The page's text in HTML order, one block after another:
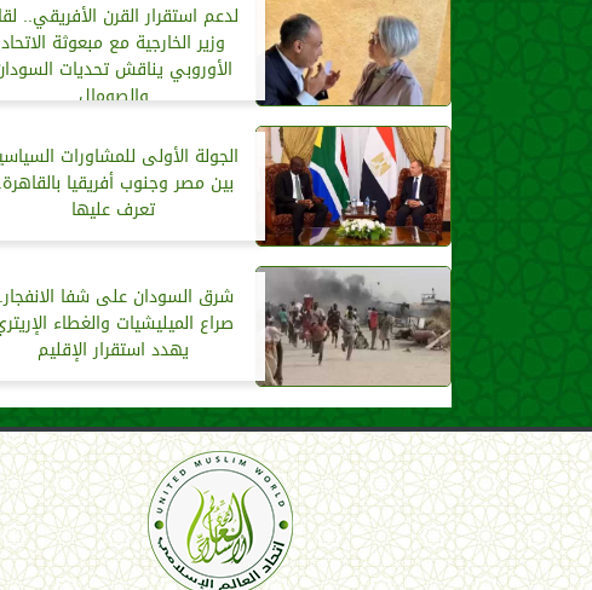
لدعم استقرار القرن الأفريقي..
وزير الخارجية مع مبعوثة الاتحاد
الأوروبي يناقش تحديات
والصومال
الجولة الأولى للمشاورات
بين مصر وجنوب أفريقيا
تعرف عليها
شرق السودان على شفا
صراع الميليشيات والغطاء
يهدد استقرار الإقليم